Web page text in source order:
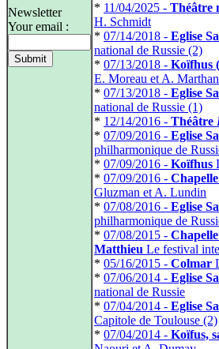
Newsletter
Your email :
* 11/04/2025 - Théâtre
H. Schmidt
* 07/14/2018 - Eglise
national de Russie (2)
* 07/13/2018 - Koïfhus
E. Moreau et A. Marthan
* 07/13/2018 - Eglise
national de Russie (1)
* 12/14/2016 - Théâtre
* 07/09/2016 - Eglise
philharmonique de
* 07/09/2016 - Koïfhus
* 07/09/2016 -
Gluzman et A. Lundin
* 07/08/2016 - Eglise
philharmonique de
* 07/08/2015 -
Matthieu Le festival
* 05/16/2015 - Colmar
* 07/06/2014 - Eglise
national de Russie
* 07/04/2014 - Eglise
Capitole de Toulouse (2)
* 07/04/2014 - Koïfus,